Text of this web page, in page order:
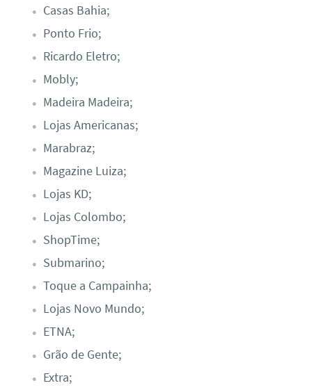
Casas Bahia;
Ponto Frio;
Ricardo Eletro;
Mobly;
Madeira Madeira;
Lojas Americanas;
Marabraz;
Magazine Luiza;
Lojas KD;
Lojas Colombo;
ShopTime;
Submarino;
Toque a Campainha;
Lojas Novo Mundo;
ETNA;
Grão de Gente;
Extra;